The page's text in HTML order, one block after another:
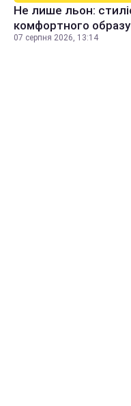
Не лише льон:
комфортного
07 серпня 2026, 13:14